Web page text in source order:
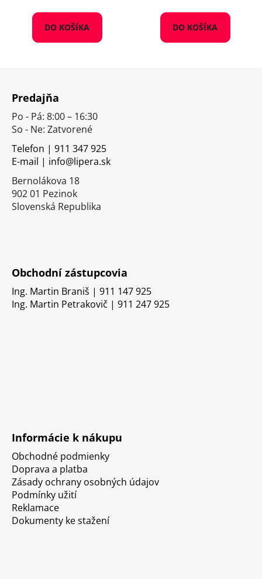
DO KOŠÍKA DO KOŠÍKA
Predajňa
Po - Pá: 8:00 – 16:30
So - Ne: Zatvorené
Telefon | 911 347 925
E-mail | info@lipera.sk
Bernolákova 18
902 01 Pezinok
Slovenská Republika
Obchodní zástupcovia
Ing. Martin Braniš | 911 147 925
Ing. Martin Petrakovič | 911 247 925
Informácie k nákupu
Obchodné podmienky
Doprava a platba
Zásady ochrany osobných údajov
Podmínky užití
Reklamace
Dokumenty ke stažení